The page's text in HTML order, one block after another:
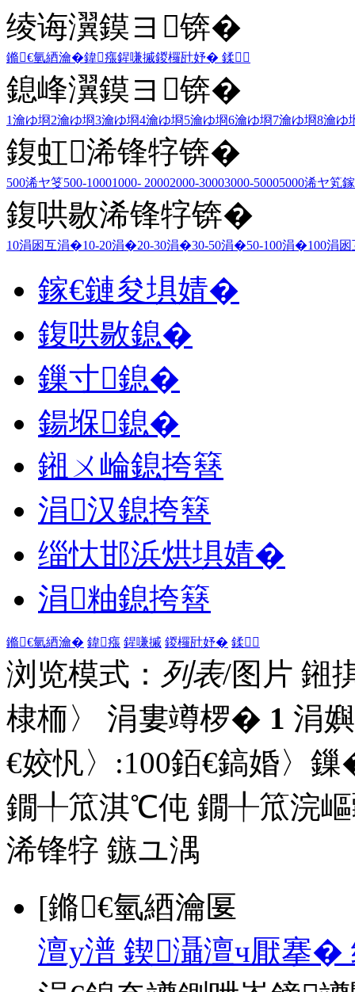
绫诲瀷鏌ヨ锛�
鏅€氫綇瀹�鍏瘬鍟嗛摵鍐欏瓧妤� 鍒
鎴峰瀷鏌ヨ锛�
1瀹ゆ埛2瀹ゆ埛3瀹ゆ埛4瀹ゆ埛5瀹ゆ埛6瀹ゆ埛7瀹ゆ埛8瀹ゆ
鍑虹浠锋牸锛�
500浠ヤ笅500-10001000- 20002000-30003000-50005000浠ヤ笂
鍑哄敭浠锋牸锛�
10涓囦互涓�10-20涓�20-30涓�30-50涓�50-100涓�100涓
鎵€鏈夋埧婧�
鍑哄敭鎴�
鏁寸鎴�
鍚堢鎴�
鎺ㄨ崘鎴挎簮
涓汉鎴挎簮
缁忕邯浜烘埧婧�
涓粙鎴挎簮
鏅€氫綇瀹� 鍏瘬 鍟嗛摵 鍐欏瓧妤� 鍒
浏览模式： 列表/图片 鎺
棣栭〉 涓婁竴椤� 1 涓
€姣忛〉:100銆€鎬婚〉
鐗╀笟淇℃伅 鐗╀笟浣
浠锋牸 鏃ユ湡
[鏅€氫綇瀹匽
澶у潽 鍥灄澶ч厭搴